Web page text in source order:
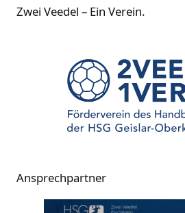
Zwei Veedel – Ein Verein.
Ansprechpartner